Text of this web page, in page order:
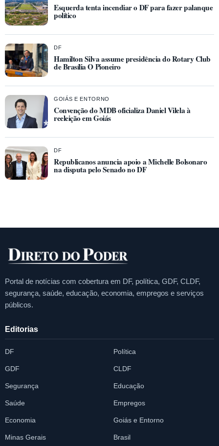
Esquerda tenta incendiar o DF para fazer palanque
político
DF
Hamilton Silva assume presidência do Rotary Club
de Brasília O Pioneiro
GOIÁS E ENTORNO
Convenção do MDB oficializa Daniel Vilela à
reeleição em Goiás
DF
Republicanos anuncia apoio a Michelle Bolsonaro
na disputa pelo Senado no DF
Portal de notícias com cobertura em DF, política, GDF, CLDF,
segurança, saúde, educação, economia, empregos e serviços
públicos.
Editorias
DF Política
GDF CLDF
Segurança Educação
Saúde Empregos
Economia Goiás e Entorno
Minas Gerais Brasil